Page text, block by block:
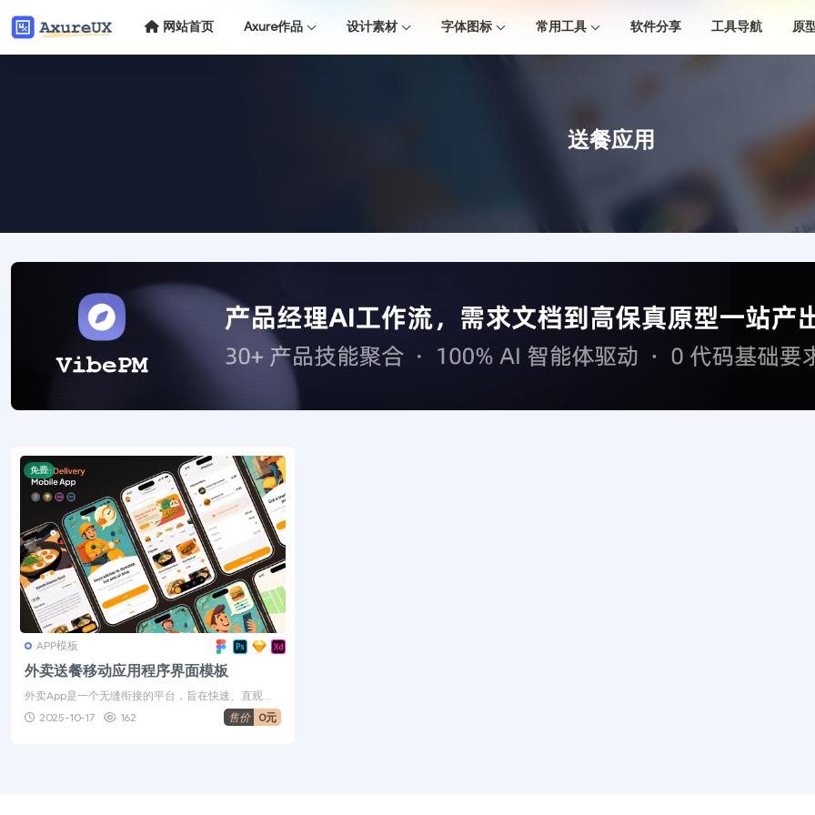
网站首页 Axure作品 设计素材 字体图标 常用工具 软件分享 工具导航 原
送餐应用
免费
APP模板
外卖送餐移动应用程序界面模板
外卖App是一个无缝衔接的平台，旨在快速、直观、
2025-10-17 162 售价 0元